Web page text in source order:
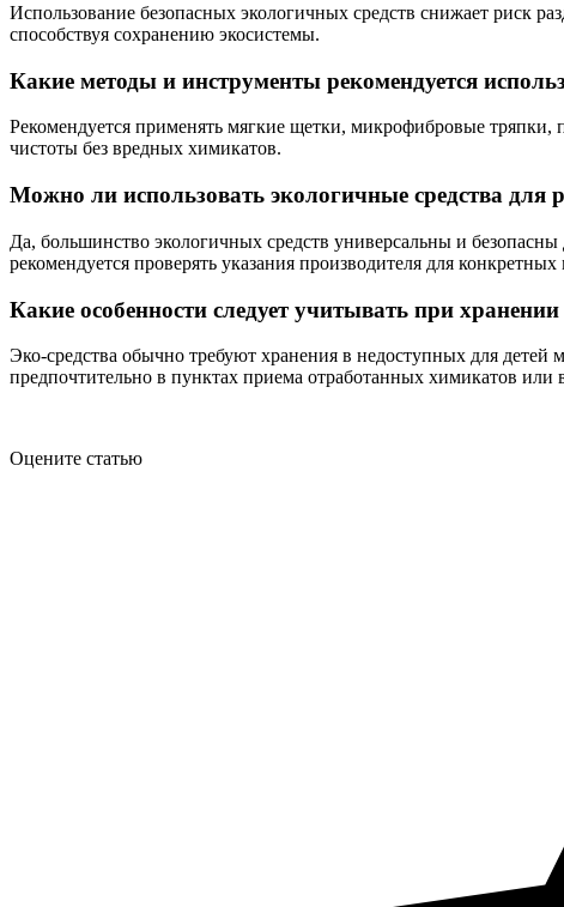
Использование безопасных экологичных средств снижает риск
способствуя сохранению экосистемы.
Какие методы и инструменты рекомендуется
Рекомендуется применять мягкие щетки, микрофибровые тряпки,
чистоты без вредных химикатов.
Можно ли использовать экологичные средства для
Да, большинство экологичных средств универсальны и
рекомендуется проверять указания производителя для конкретных
Какие особенности следует учитывать при
Эко-средства обычно требуют хранения в недоступных для детей
предпочтительно в пунктах приема отработанных химикатов
Оцените статью